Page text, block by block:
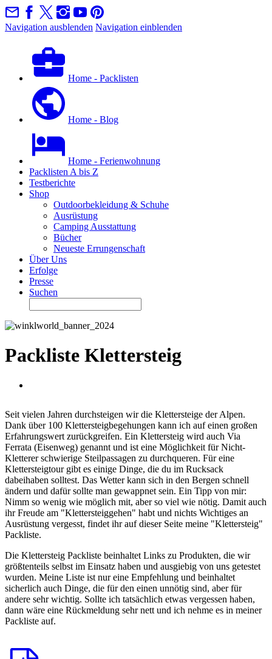
Navigation ausblenden Navigation einblenden
Home - Packlisten
Home - Blog
Home - Ferienwohnung
Packlisten A bis Z
Testberichte
Shop
Outdoorbekleidung & Schuhe
Ausrüstung
Camping Ausstattung
Bücher
Neueste Errungenschaft
Über Uns
Erfolge
Presse
Suchen
Packliste Klettersteig
Seit vielen Jahren durchsteigen wir die Klettersteige der Alpen.
Dank über 100 Klettersteigbegehungen kann ich auf einen großen
Erfahrungswert zurückgreifen. Ein Klettersteig wird auch Via
Ferrata (Eisenweg) genannt und ist eine Möglichkeit für Nicht-
Kletterer schwierige Steilpassagen zu durchqueren. Für eine
Klettersteigtour gibt es einige Dinge, die du im Rucksack
dabeihaben solltest. Das Wetter kann sich in den Bergen schnell
ändern und dafür sollte man gewappnet sein. Ein Tipp von mir:
Nimm so wenig wie möglich mit, aber so viel wie nötig. Damit auch
ihr Freude am "Klettersteiggehen" habt und nichts Wichtiges an
Ausrüstung vergesst, findet ihr auf dieser Seite meine "Klettersteig"
Packliste.
Die Klettersteig Packliste beinhaltet Links zu Produkten, die wir
größtenteils selbst im Einsatz haben und ausgiebig von uns getestet
wurden. Meine Liste ist nur eine Empfehlung und beinhaltet
sicherlich auch Dinge, die für den einen unnötig sind, aber für
andere sehr wichtig. Sollte ich tatsächlich etwas vergessen haben,
dann wäre eine Rückmeldung sehr nett und ich nehme es in meiner
Packliste auf.